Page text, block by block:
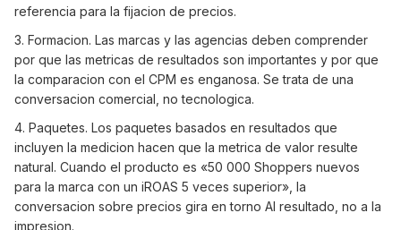
referencia para la fijacion de precios.
3. Formacion. Las marcas y las agencias deben comprender
por que las metricas de resultados son importantes y por que
la comparacion con el CPM es enganosa. Se trata de una
conversacion comercial, no tecnologica.
4. Paquetes. Los paquetes basados en resultados que
incluyen la medicion hacen que la metrica de valor resulte
natural. Cuando el producto es «50 000 Shoppers nuevos
para la marca con un iROAS 5 veces superior», la
conversacion sobre precios gira en torno AI resultado, no a la
impresion.